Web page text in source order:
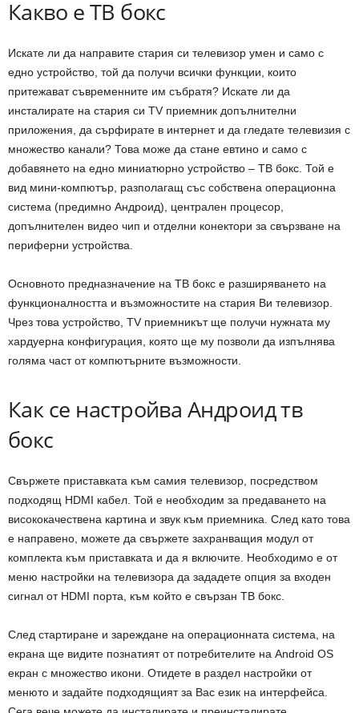
Какво е ТВ бокс
Искате ли да направите стария си телевизор умен и само с
едно устройство, той да получи всички функции, които
притежават съвременните им събратя? Искате ли да
инсталирате на стария си TV приемник допълнителни
приложения, да сърфирате в интернет и да гледате телевизия с
множество канали? Това може да стане евтино и само с
добавянето на едно миниатюрно устройство – ТВ бокс. Той е
вид мини-компютър, разполагащ със собствена операционна
система (предимно Андроид), централен процесор,
допълнителен видео чип и отделни конектори за свързване на
периферни устройства.
Основното предназначение на ТВ бокс е разширяването на
функционалността и възможностите на стария Ви телевизор.
Чрез това устройство, TV приемникът ще получи нужната му
хардуерна конфигурация, която ще му позволи да изпълнява
голяма част от компютърните възможности.
Как се настройва Андроид тв
бокс
Свържете приставката към самия телевизор, посредством
подходящ HDMI кабел. Той е необходим за предаването на
висококачествена картина и звук към приемника. След като това
е направено, можете да свържете захранващия модул от
комплекта към приставката и да я включите. Необходимо е от
меню настройки на телевизора да зададете опция за входен
сигнал от HDMI порта, към който е свързан ТВ бокс.
След стартиране и зареждане на операционната система, на
екрана ще видите познатият от потребителите на Android OS
екран с множество икони. Отидете в раздел настройки от
менюто и задайте подходящият за Вас език на интерфейса.